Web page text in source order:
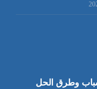
وطرق الحل